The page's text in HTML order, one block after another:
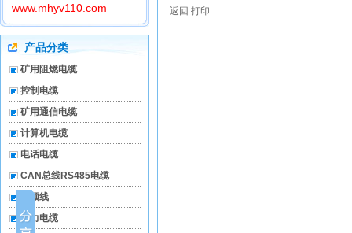
返回 打印
www.mhyv110.com
产品分类
矿用阻燃电缆
控制电缆
矿用通信电缆
计算机电缆
电话电缆
CAN总线RS485电缆
视频线
电力电缆